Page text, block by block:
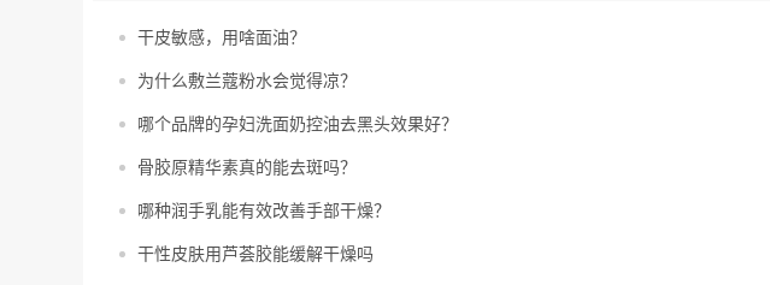
干皮敏感，用啥面油？
为什么敷兰蔻粉水会觉得凉？
哪个品牌的孕妇洗面奶控油去黑头效果好？
骨胶原精华素真的能去斑吗？
哪种润手乳能有效改善手部干燥？
干性皮肤用芦荟胶能缓解干燥吗